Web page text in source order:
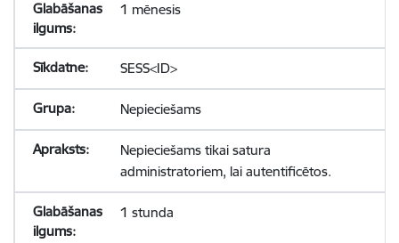
1 mēnesis
SESS<ID>
Nepieciešams
Nepieciešams tikai satura
administratoriem, lai autentificētos.
1 stunda